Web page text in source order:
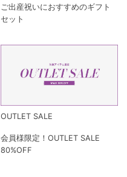
ご出産祝いにおすすめのギフト
セット
OUTLET SALE
会員様限定！OUTLET SALE
80%OFF